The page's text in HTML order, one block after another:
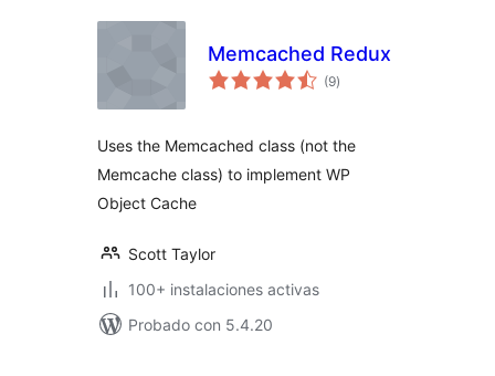
Memcached Redux
(9total
de
)
Uses the Memcached class (not the
Memcache class) to implement WP
Object Cache
Scott Taylor
100+ instalaciones activas
Probado con 5.4.20